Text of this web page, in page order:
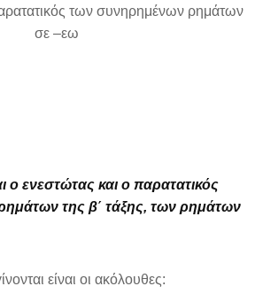
των συνηρημένων ρημάτων
σε –εω
ο ενεστώτας και ο παρατατικός
της β΄ τάξης, των ρημάτων
είναι οι ακόλουθες: